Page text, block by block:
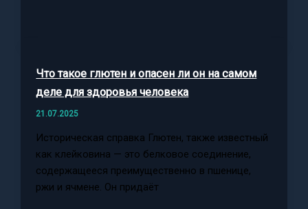
Что такое глютен и опасен ли он на самом
деле для здоровья человека
21.07.2025
Историческая справка Глютен, также известный
как клейковина — это белковое соединение,
содержащееся преимущественно в пшенице,
ржи и ячмене. Он придаёт